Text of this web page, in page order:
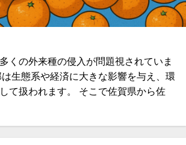
くの外来種の侵入が問題視されていま
生態系や経済に大きな影響を与え、環
て扱われます。 そこで佐賀県から佐